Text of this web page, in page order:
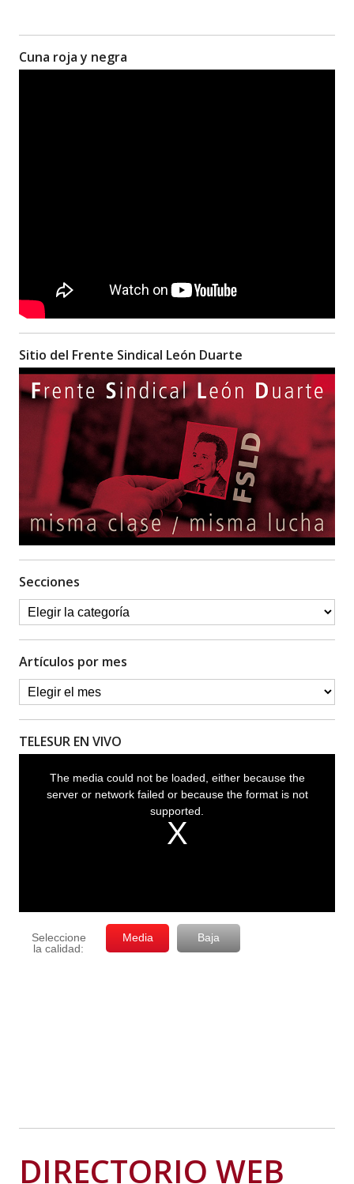
Cuna roja y negra
Sitio del Frente Sindical León Duarte
Secciones
Artículos por mes
TELESUR EN VIVO
DIRECTORIO WEB